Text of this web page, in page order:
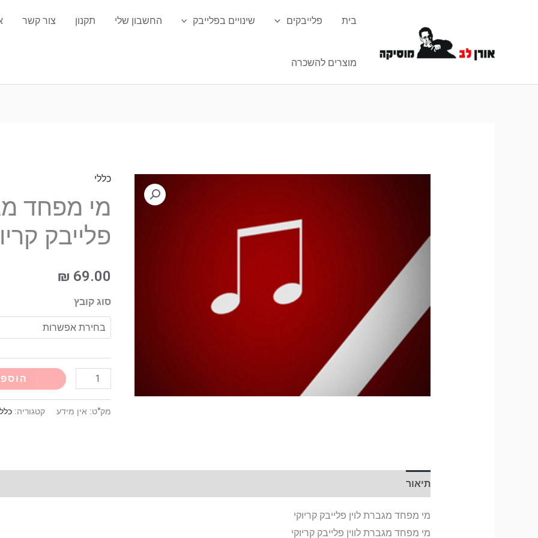
בית פלייבקים שינויים בפלייבק החשבון שלי תקנון צור קשר
מוצרים להשכרה
כללי
מי מפחד
פלייבק
₪ 69.00
סוג קובץ
כמות
של
מי
מפחד
לוין
קריוקי
מק"ט:אין מידע קטגוריה:
תיאור
מי מפחד מגברת לוין פלייבק קריוקי
מי מפחד מגברת לווין פלייבק קריוקי